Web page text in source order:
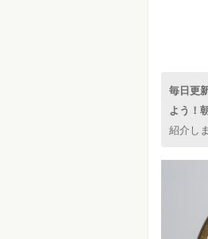
毎日更
よう！
紹介し